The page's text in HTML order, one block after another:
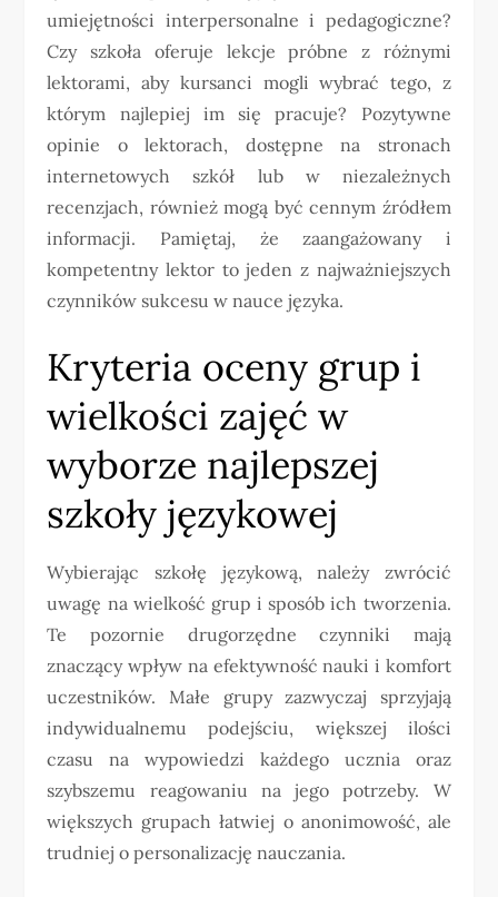
umiejętności interpersonalne i pedagogiczne?
Czy szkoła oferuje lekcje próbne z różnymi
lektorami, aby kursanci mogli wybrać tego, z
którym najlepiej im się pracuje? Pozytywne
opinie o lektorach, dostępne na stronach
internetowych szkół lub w niezależnych
recenzjach, również mogą być cennym źródłem
informacji. Pamiętaj, że zaangażowany i
kompetentny lektor to jeden z najważniejszych
czynników sukcesu w nauce języka.
Kryteria oceny grup i
wielkości zajęć w
wyborze najlepszej
szkoły językowej
Wybierając szkołę językową, należy zwrócić
uwagę na wielkość grup i sposób ich tworzenia.
Te pozornie drugorzędne czynniki mają
znaczący wpływ na efektywność nauki i komfort
uczestników. Małe grupy zazwyczaj sprzyjają
indywidualnemu podejściu, większej ilości
czasu na wypowiedzi każdego ucznia oraz
szybszemu reagowaniu na jego potrzeby. W
większych grupach łatwiej o anonimowość, ale
trudniej o personalizację nauczania.